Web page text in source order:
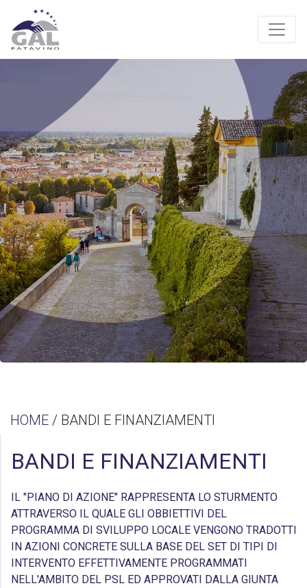
HOME / BANDI E FINANZIAMENTI
BANDI E FINANZIAMENTI
IL "PIANO DI AZIONE" RAPPRESENTA LO STURMENTO
ATTRAVERSO IL QUALE GLI OBBIETTIVI DEL
PROGRAMMA DI SVILUPPO LOCALE VENGONO TRADOTTI
IN AZIONI CONCRETE SULLA BASE DEL SET DI TIPI DI
INTERVENTO EFFETTIVAMENTE PROGRAMMATI
NELL'AMBITO DEL PSL ED APPROVATI DALLA GIUNTA